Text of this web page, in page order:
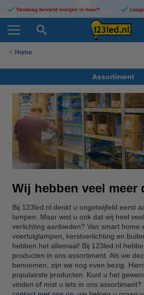
Vandaag besteld morgen in huis!*
Home
Assortiment
Wij hebben veel meer
Bij 123led.nl denkt u ongetwijfeld eerst
lampen. Maar wist u ook dat wij heel
verlichting aanbieden? Van smart home
voertuiglampen, kerstverlichting en
hebben het allemaal! Bij 123led.nl
producten in ons assortiment. Als we
benoemen, zijn we nog even bezig.
populairste producten. Kunt u het
vinden of mist u iets in ons